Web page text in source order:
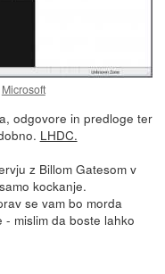
Microsoft
odgovore in predloge ter
LHDC.
z Billom Gatesom v
kockanje.
se vam bo morda
mislim da boste lahko